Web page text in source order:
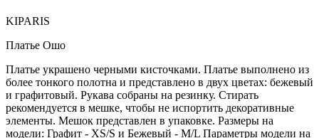
KIPARIS
Платье Ошо
Платье украшено черными кисточками. Платье выполнено из
более тонкого полотна и представлено в двух цветах: бежевый
и графитовый. Рукава собраны на резинку. Стирать
рекомендуется в мешке, чтобы не испортить декоративные
элементы. Мешок представлен в упаковке. Размеры на
модели: Графит - XS/S и Бежевый - M/L Параметры модели на